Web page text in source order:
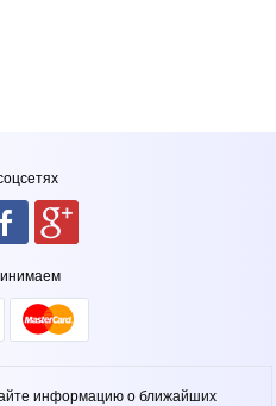
информацию о ближайших